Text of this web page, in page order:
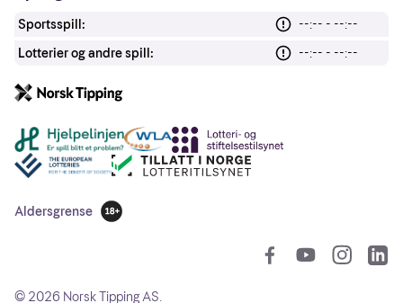
Sportsspill:
--:-- - --:--
Lotterier og andre spill:
--:-- - --:--
Andre lenker
Aldersgrense
18 år
© 2026 Norsk Tipping AS.